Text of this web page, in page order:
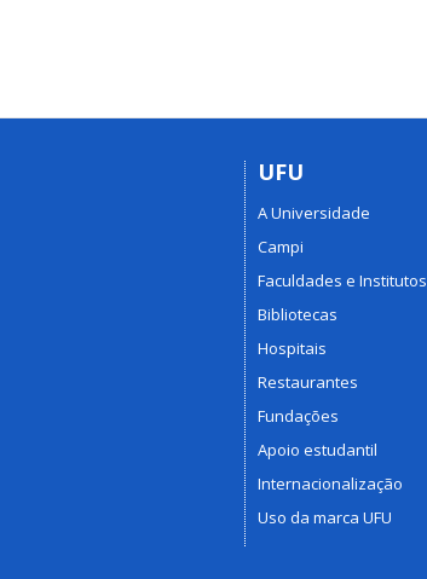
UFU
A Universidade
Campi
Faculdades e Institutos
Bibliotecas
Hospitais
Restaurantes
Fundações
Apoio estudantil
Internacionalização
Uso da marca UFU